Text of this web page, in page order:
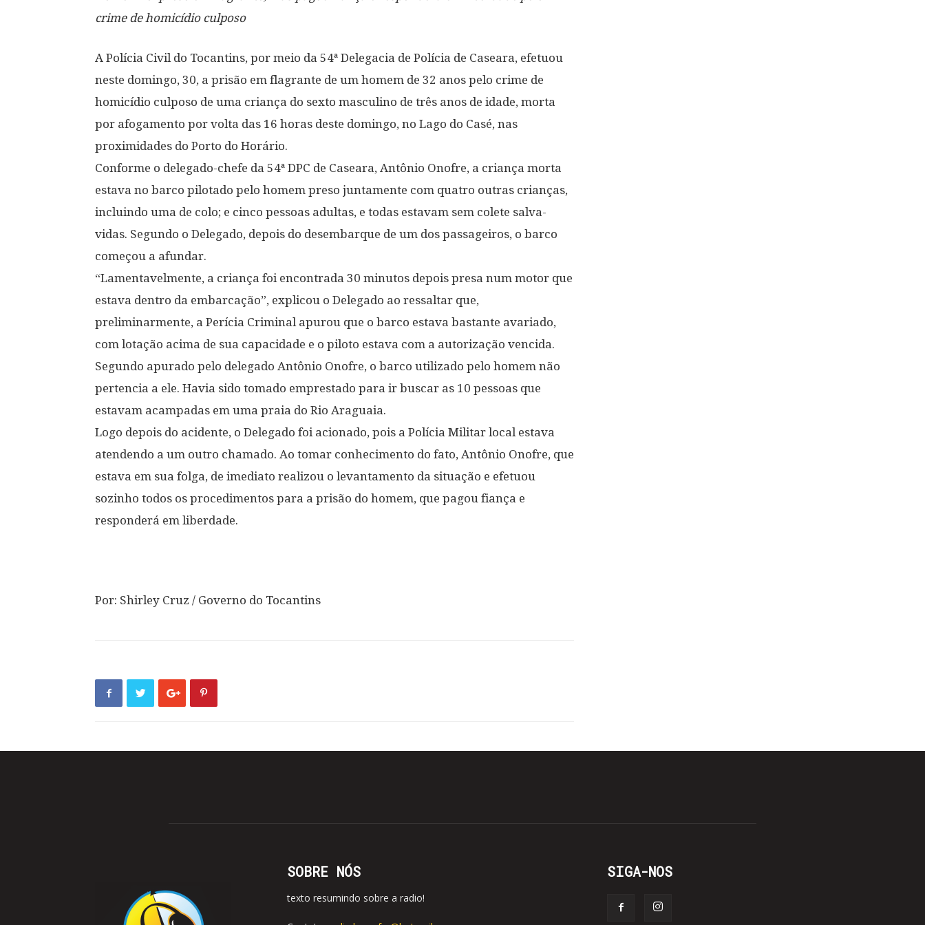
crime de homicídio culposo
A Polícia Civil do Tocantins, por meio da 54ª Delegacia de Polícia de Caseara, efetuou
neste domingo, 30, a prisão em flagrante de um homem de 32 anos pelo crime de
homicídio culposo de uma criança do sexto masculino de três anos de idade, morta
por afogamento por volta das 16 horas deste domingo, no Lago do Casé, nas
proximidades do Porto do Horário.
Conforme o delegado-chefe da 54ª DPC de Caseara, Antônio Onofre, a criança morta
estava no barco pilotado pelo homem preso juntamente com quatro outras crianças,
incluindo uma de colo; e cinco pessoas adultas, e todas estavam sem colete salva-
vidas. Segundo o Delegado, depois do desembarque de um dos passageiros, o barco
começou a afundar.
“Lamentavelmente, a criança foi encontrada 30 minutos depois presa num motor que
estava dentro da embarcação”, explicou o Delegado ao ressaltar que,
preliminarmente, a Perícia Criminal apurou que o barco estava bastante avariado,
com lotação acima de sua capacidade e o piloto estava com a autorização vencida.
Segundo apurado pelo delegado Antônio Onofre, o barco utilizado pelo homem não
pertencia a ele. Havia sido tomado emprestado para ir buscar as 10 pessoas que
estavam acampadas em uma praia do Rio Araguaia.
Logo depois do acidente, o Delegado foi acionado, pois a Polícia Militar local estava
atendendo a um outro chamado. Ao tomar conhecimento do fato, Antônio Onofre, que
estava em sua folga, de imediato realizou o levantamento da situação e efetuou
sozinho todos os procedimentos para a prisão do homem, que pagou fiança e
responderá em liberdade.
Por: Shirley Cruz / Governo do Tocantins
SOBRE NÓS
texto resumindo sobre a radio!
SIGA-NOS